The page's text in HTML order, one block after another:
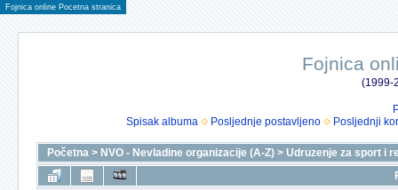
Fojnica online Pocetna stranica
Fojnica
(1999-
Spisak albuma
Posljednje postavljeno Posljednji
Početna > NVO - Nevladine organizacije (A-Z) > Udruzenje za sport i